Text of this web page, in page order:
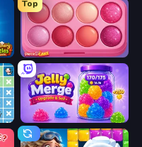
Top
Piece of Cake: Merge and Bake
Jelly Merge: Upgrade & Sell